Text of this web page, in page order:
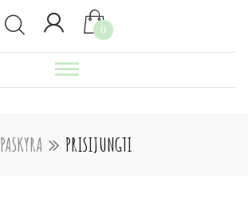
0
PASKYRA PRISIJUNGTI